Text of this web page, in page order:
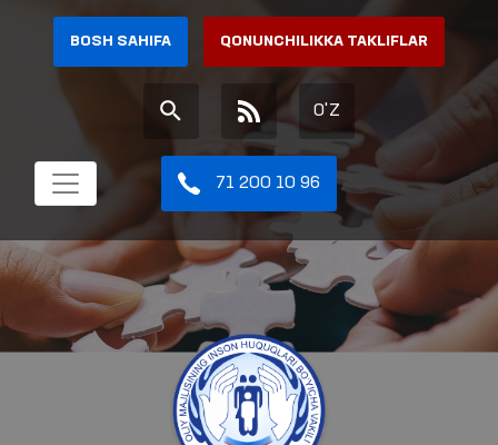
BOSH SAHIFA QONUNCHILIKKA TAKLIFLAR
O'Z
71 200 10 96